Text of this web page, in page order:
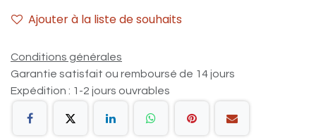
Ajouter à la liste de souhaits
Conditions générales
Garantie satisfait ou remboursé de 14 jours
Expédition : 1-2 jours ouvrables